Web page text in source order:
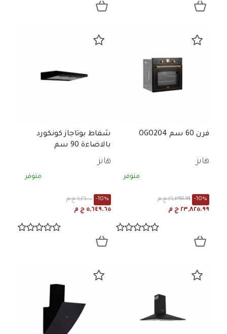
فرن 60 سم OGO204
هانز
متوفر
٢٦,٣٩٩.٩٩ ج م -10%
٢٣,٨٢٥.٩٩ ج م
شفاط بوتاجاز كونكورد
بالاضاءة 90 سم
هانز
متوفر
٦,٢٦٠.٠٠ ج م -10%
٥,٦٤٩.٦٥ ج م